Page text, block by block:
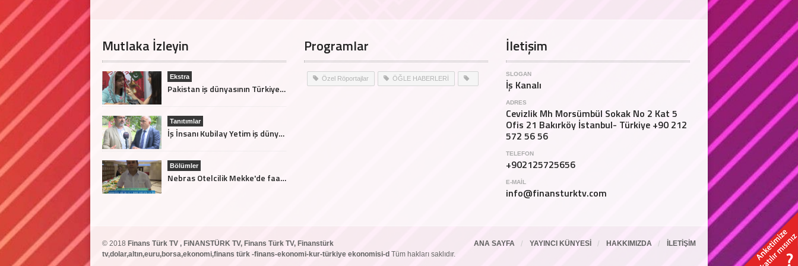
Mutlaka İzleyin
Ekstra
Pakistan iş dünyasının Türkiye'ye bakış açısı nasıl?
Tanıtımlar
İş İnsanı Kubilay Yetim iş dünyası hakkında neler düşünüyor?
Bölümler
Nebras Otelcilik Mekke'de faaliyet gösteriyor.
Programlar
Özel Röportajlar ÖĞLE HABERLERİ
İletişim
SLOGAN
İş Kanalı
ADRES
Cevizlik Mh Morsümbül Sokak No 2 Kat 5
Ofis 21 Bakırköy İstanbul- Türkiye +90 212
572 56 56
TELEFON
+902125725656
E-MAIL
info@finansturktv.com
ANA SAYFA YAYINCI KÜNYESI HAKKIMIZDA İLETIŞIM
© 2018 Finans Türk TV , FiNANSTÜRK TV, Finans Türk TV, Finanstürk
tv,dolar,altın,euru,borsa,ekonomi,finans türk -finans-ekonomi-kur-türkiye ekonomisi-d Tüm hakları saklıdır.